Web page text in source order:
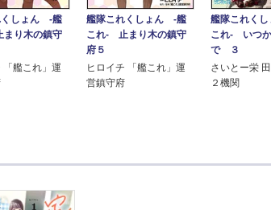
くしょん -艦
り木の鎮守
「艦これ」運
艦隊これくしょん -艦
これ- 止まり木の鎮守
府５
ヒロイチ 「艦これ」運
営鎮守府
艦隊これく
これ- いつ
で ３
さいとー栄
２機関